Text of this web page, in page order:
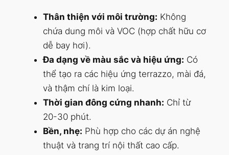
Thân thiện với môi trường: Không
chứa dung môi và VOC (hợp chất hữu cơ
dễ bay hơi).
Đa dạng về màu sắc và hiệu ứng: Có
thể tạo ra các hiệu ứng terrazzo, mài đá,
và thậm chí là kim loại.
Thời gian đông cứng nhanh: Chỉ từ
20-30 phút.
Bền, nhẹ: Phù hợp cho các dự án nghệ
thuật và trang trí nội thất cao cấp.